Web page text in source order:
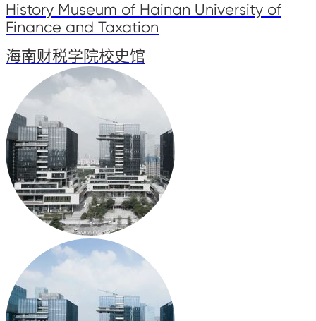
History Museum of Hainan University of
Finance and Taxation
海南财税学院校史馆